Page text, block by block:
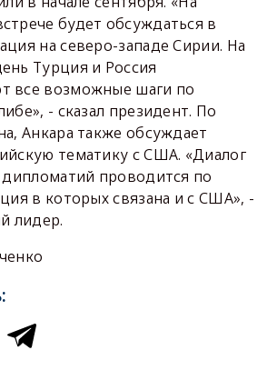
будет обсуждаться в
на северо-западе Сирии. На
Турция и Россия
все возможные шаги по
- сказал президент. По
Анкара также обсуждает
тематику с США. «Диалог
дипломатий проводится по
в которых связана и с США», -
лидер.